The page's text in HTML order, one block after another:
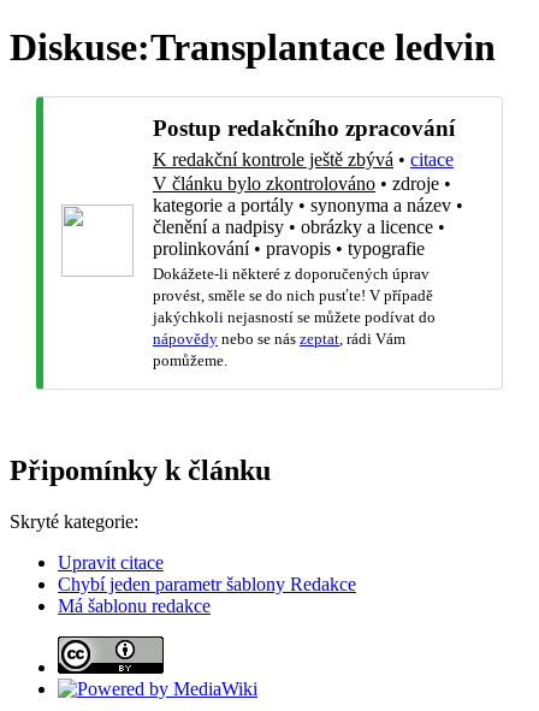
Diskuse:Transplantace ledvin
Postup redakčního zpracování
K redakční kontrole ještě zbývá • citace
V článku bylo zkontrolováno • zdroje •
kategorie a portály • synonyma a název •
členění a nadpisy • obrázky a licence •
prolinkování• pravopis • typografie
Dokážete-li některé z doporučených úprav
provést, směle se do nich pusťte! V případě
jakýchkoli nejasností se můžete podívat do
nápovědy nebo se nás zeptat , rádi Vám
pomůžeme.
Připomínky k článku
Skryté kategorie:
Upravit citace
Chybí jeden parametr šablony Redakce
Má šablonu redakce